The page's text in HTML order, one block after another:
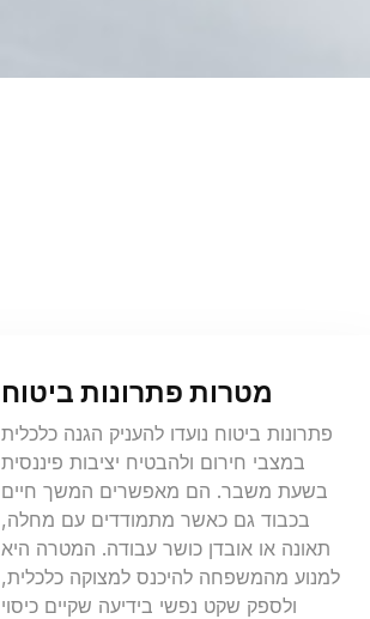
מטרות פתרונות ביטוח
פתרונות ביטוח נועדו להעניק הגנה כלכלית
במצבי חירום ולהבטיח יציבות פיננסית
בשעת משבר. הם מאפשרים המשך חיים
בכבוד גם כאשר מתמודדים עם מחלה,
תאונה או אובדן כושר עבודה. המטרה היא
למנוע מהמשפחה להיכנס למצוקה כלכלית,
ולספק שקט נפשי בידיעה שקיים כיסוי